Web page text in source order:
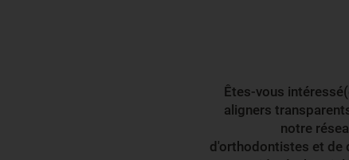
Êtes-vous
aligners
notre
d'orthodontistes et de